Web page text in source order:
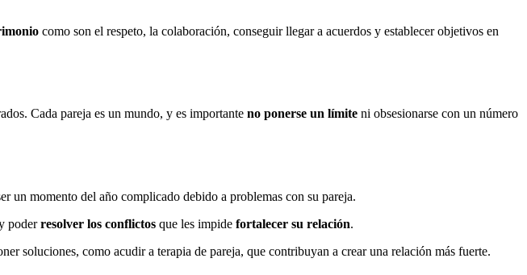
como son el respeto, la colaboración, conseguir llegar a acuerdos y establecer objetivos en
Cada pareja es un mundo, y es importante no ponerse un límite ni obsesionarse con un número
un momento del año complicado debido a problemas con su pareja.
poderresolver los conflictos que les impide fortalecer su relación.
soluciones, como acudir a terapia de pareja, que contribuyan a crear una relación más fuerte.